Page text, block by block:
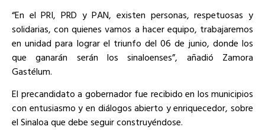
“En el PRI, PRD y PAN, existen personas, respetuosas y
solidarias, con quienes vamos a hacer equipo, trabajaremos
en unidad para lograr el triunfo del 06 de junio, donde los
que ganarán serán los sinaloenses”, añadió Zamora
Gastélum.
El precandidato a gobernador fue recibido en los municipios
con entusiasmo y en diálogos abierto y enriquecedor, sobre
el Sinaloa que debe seguir construyéndose.